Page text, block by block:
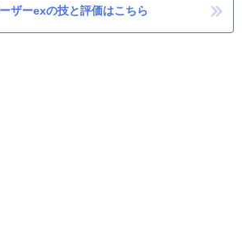
ザーexの技と評価はこちら